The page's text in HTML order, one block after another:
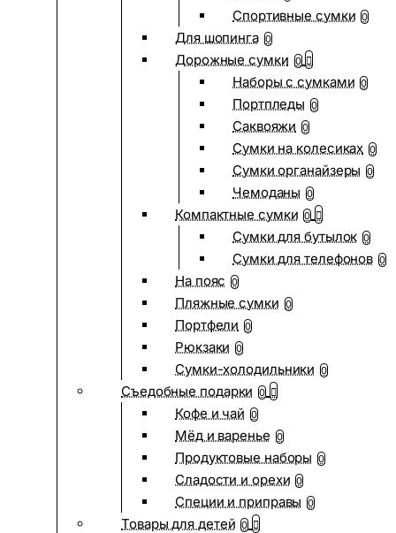
Спортивные сумки 0
Для шопинга 0
Дорожные сумки 0
Наборы с сумками 0
Портпледы 0
Саквояжи 0
Сумки на колесиках 0
Сумки органайзеры 0
Чемоданы 0
Компактные сумки 0
Сумки для бутылок 0
Сумки для телефонов 0
На пояс 0
Пляжные сумки 0
Портфели 0
Рюкзаки 0
Сумки-холодильники 0
Съедобные подарки 0
Кофе и чай 0
Мёд и варенье 0
Продуктовые наборы 0
Сладости и орехи 0
Специи и приправы 0
Товары для детей 0